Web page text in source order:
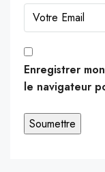
Enregistrer
le navigateur